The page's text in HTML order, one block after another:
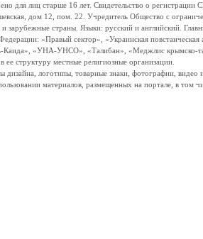
лиц старше 16 лет. Свидетельство о
дом 12, пом. 22. Учредитель Общество с
зарубежные страны. Языки: русский и английский.
Федерации: «Правый сектор», «Украинская
«УНА-УНСО», «Талибан», «Меджлис крымско-
структуру местные религиозные организации.
логотипы, товарные знаки, фотографии,
материалов, размещенных на портале, в том